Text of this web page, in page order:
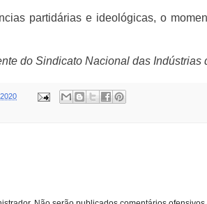
partidárias e ideológicas, o
do Sindicato Nacional das Indústrias